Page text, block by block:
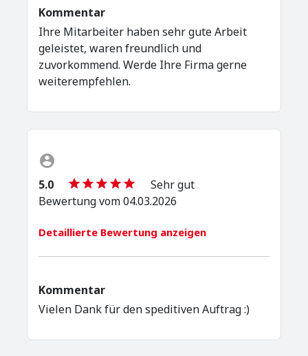
Kommentar
Ihre Mitarbeiter haben sehr gute Arbeit
geleistet, waren freundlich und
zuvorkommend. Werde Ihre Firma gerne
weiterempfehlen.
5.0
Sehr gut
Bewertung vom 04.03.2026
Detaillierte Bewertung anzeigen
Kommentar
Vielen Dank für den speditiven Auftrag :)